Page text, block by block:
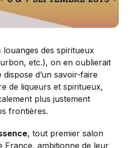
des spiritueux
etc.), on en oublierait
d’un savoir-faire
de liqueurs et spiritueux,
plus justement
frontières.
, tout premier salon
France, ambitionne de leur